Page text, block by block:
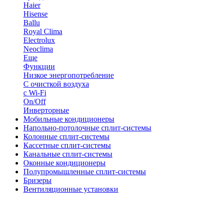
Haier
Hisense
Ballu
Royal Clima
Electrolux
Neoclima
Еще
Функции
Низкое энергопотребление
С очисткой воздуха
с Wi-Fi
On/Off
Инверторные
Мобильные кондиционеры
Напольно-потолоч​ные ​сплит-системы
Колонные ​​сплит-системы
Кассетные сплит-системы
Канальные сплит-системы
Оконные кондиционеры
Полупромышленные сплит-системы
Бризеры
Вентиляционные установки